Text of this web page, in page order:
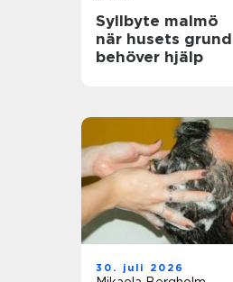
Syllbyte malmö
när husets grund
behöver hjälp
30. juli 2026